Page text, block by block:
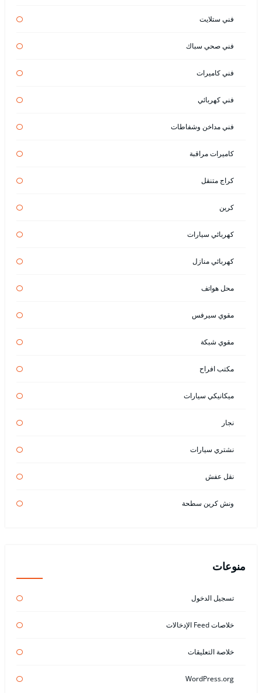
فني ستلايت
فني صحي سباك
فني كاميرات
فني كهربائي
فني مداخن وشفاطات
كاميرات مراقبة
كراج متنقل
كرين
كهربائي سيارات
كهربائي منازل
محل هواتف
مقوي سيرفس
مقوي شبكة
مكتب افراح
ميكانيكي سيارات
نجار
نشتري سيارات
نقل عفش
ونش كرين سطحة
منوعات
تسجيل الدخول
خلاصات Feed الإدخالات
خلاصة التعليقات
WordPress.org